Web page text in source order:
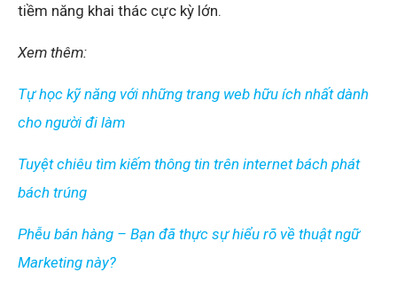
tiềm năng khai thác cực kỳ lớn.
Xem thêm:
Tự học kỹ năng với những trang web hữu ích nhất dành
cho người đi làm
Tuyệt chiêu tìm kiếm thông tin trên internet bách phát
bách trúng
Phễu bán hàng – Bạn đã thực sự hiểu rõ về thuật ngữ
Marketing này?